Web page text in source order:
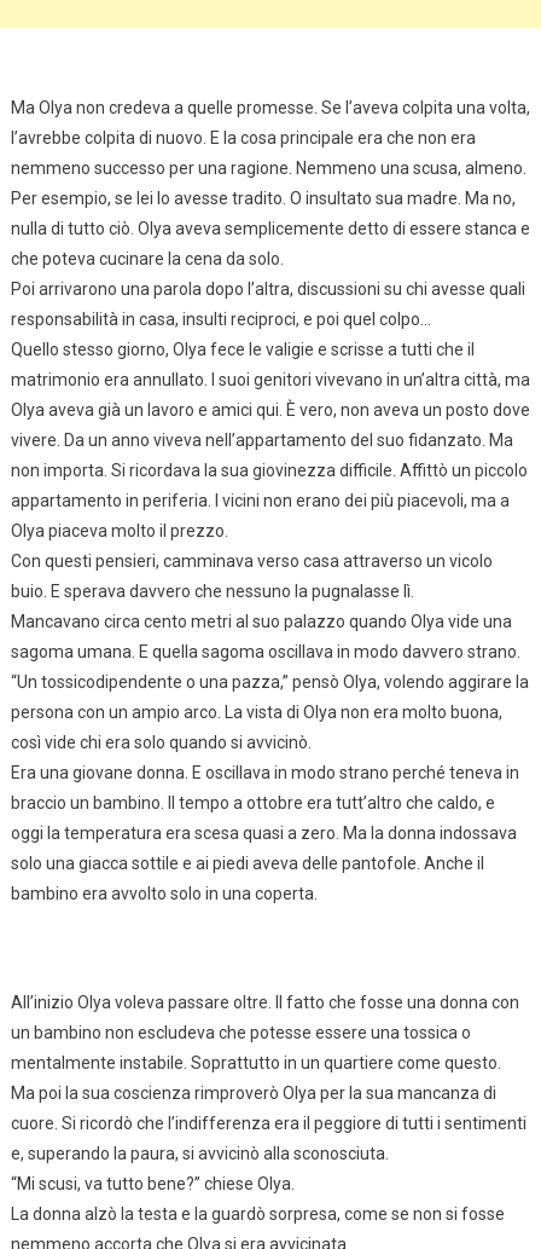
Ma Olya non credeva a quelle promesse. Se l’aveva colpita una volta,
l’avrebbe colpita di nuovo. E la cosa principale era che non era
nemmeno successo per una ragione. Nemmeno una scusa, almeno.
Per esempio, se lei lo avesse tradito. O insultato sua madre. Ma no,
nulla di tutto ciò. Olya aveva semplicemente detto di essere stanca e
che poteva cucinare la cena da solo.
Poi arrivarono una parola dopo l’altra, discussioni su chi avesse quali
responsabilità in casa, insulti reciproci, e poi quel colpo…
Quello stesso giorno, Olya fece le valigie e scrisse a tutti che il
matrimonio era annullato. I suoi genitori vivevano in un’altra città, ma
Olya aveva già un lavoro e amici qui. È vero, non aveva un posto dove
vivere. Da un anno viveva nell’appartamento del suo fidanzato. Ma
non importa. Si ricordava la sua giovinezza difficile. Affittò un piccolo
appartamento in periferia. I vicini non erano dei più piacevoli, ma a
Olya piaceva molto il prezzo.
Con questi pensieri, camminava verso casa attraverso un vicolo
buio. E sperava davvero che nessuno la pugnalasse lì.
Mancavano circa cento metri al suo palazzo quando Olya vide una
sagoma umana. E quella sagoma oscillava in modo davvero strano.
“Un tossicodipendente o una pazza,” pensò Olya, volendo aggirare la
persona con un ampio arco. La vista di Olya non era molto buona,
così vide chi era solo quando si avvicinò.
Era una giovane donna. E oscillava in modo strano perché teneva in
braccio un bambino. Il tempo a ottobre era tutt’altro che caldo, e
oggi la temperatura era scesa quasi a zero. Ma la donna indossava
solo una giacca sottile e ai piedi aveva delle pantofole. Anche il
bambino era avvolto solo in una coperta.
All’inizio Olya voleva passare oltre. Il fatto che fosse una donna con
un bambino non escludeva che potesse essere una tossica o
mentalmente instabile. Soprattutto in un quartiere come questo.
Ma poi la sua coscienza rimproverò Olya per la sua mancanza di
cuore. Si ricordò che l’indifferenza era il peggiore di tutti i sentimenti
e, superando la paura, si avvicinò alla sconosciuta.
“Mi scusi, va tutto bene?” chiese Olya.
La donna alzò la testa e la guardò sorpresa, come se non si fosse
nemmeno accorta che Olya si era avvicinata.